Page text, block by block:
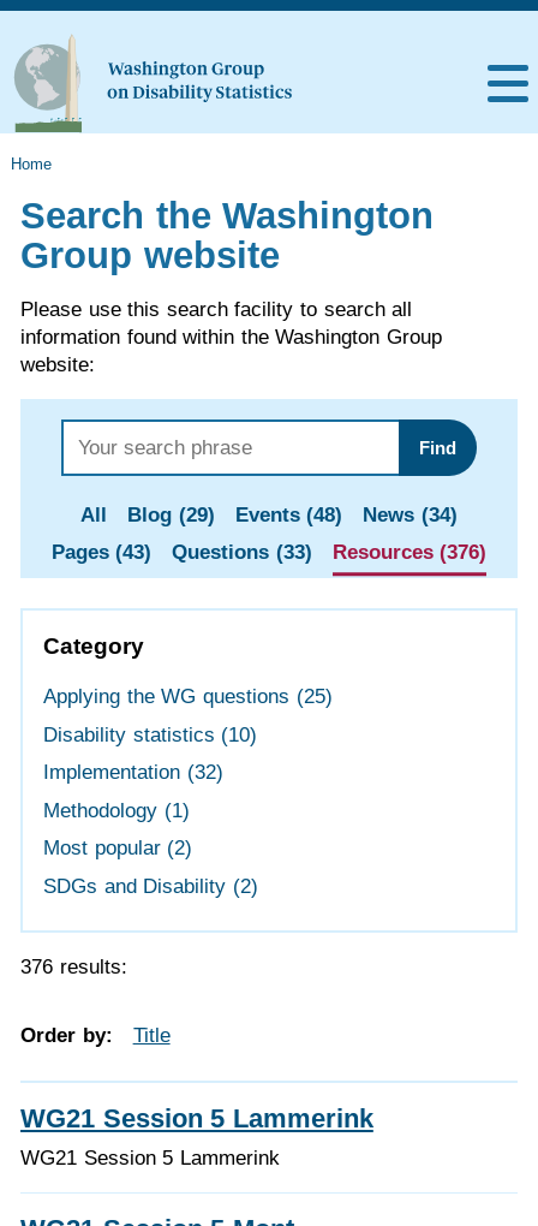
Home
Search the Washington
Group website
Please use this search facility to search all
information found within the Washington Group
website:
Find
All Blog (29) Events (48)
News (34)
Pages (43)
Questions (33) Resources (376)
Category
Applying the WG questions (25)
Disability statistics (10)
Implementation (32)
Methodology (1)
Most popular (2)
SDGs and Disability (2)
376 results:
Order by: Title
WG21 Session 5 Lammerink
WG21 Session 5 Lammerink